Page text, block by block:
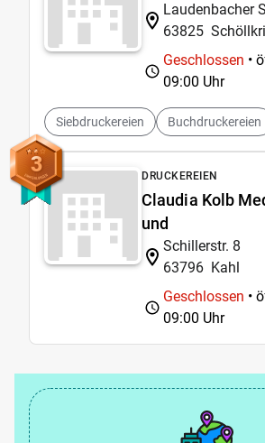
Laudenbacher
63825
Geschlossen •
09:00 Uhr
Siebdruckereien Buchdruckereien
3 DRUCKEREIEN
Claudia Kolb
und
Schillerstr. 8
63796 Kahl
Geschlossen •
09:00 Uhr